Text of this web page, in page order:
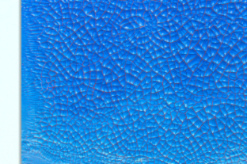
Galerie
Photomontages
Contact
Téléchargements